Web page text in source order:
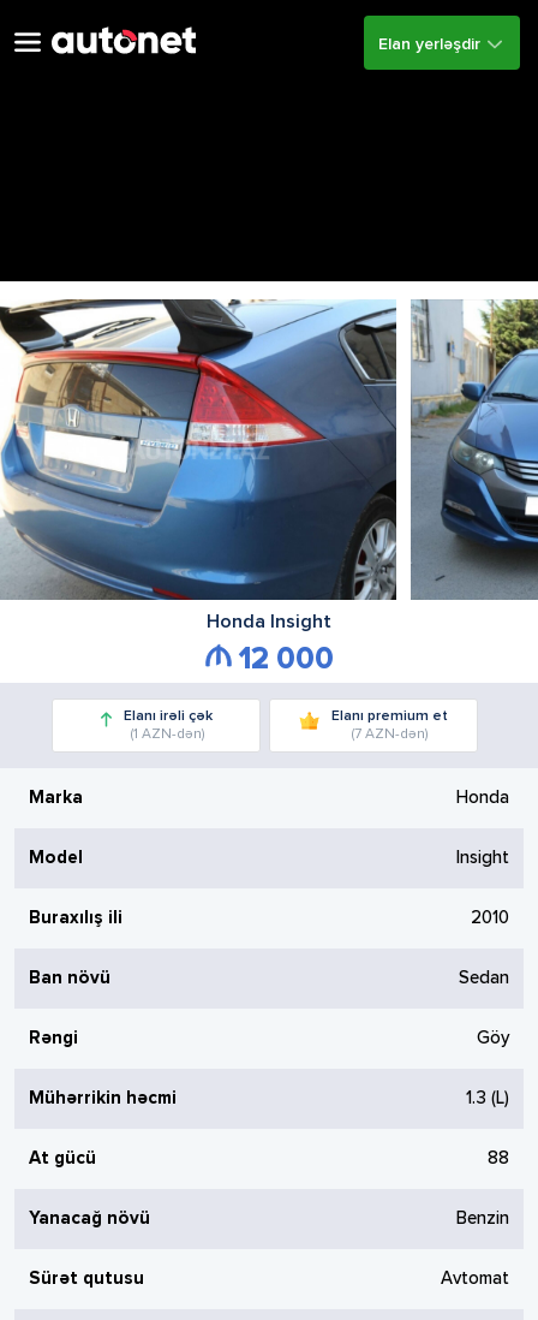
Elan yerləşdir
Honda Insight
12 000
Elanı irəli çək
(1 AZN-dən)
Elanı premium et
(7 AZN-dən)
Marka Honda
Model Insight
Buraxılış ili 2010
Ban növü Sedan
Rəngi Göy
Mühərrikin həcmi 1.3 (L)
At gücü 88
Yanacağ növü Benzin
Sürət qutusu Avtomat